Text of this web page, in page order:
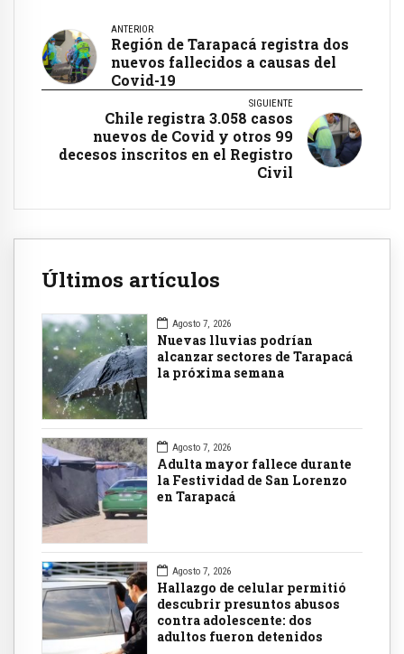
ANTERIOR
Región de Tarapacá registra dos
nuevos fallecidos a causas del
Covid-19
SIGUIENTE
Chile registra 3.058 casos
nuevos de Covid y otros 99
decesos inscritos en el Registro
Civil
Últimos artículos
Agosto 7, 2026
Nuevas lluvias podrían
alcanzar sectores de Tarapacá
la próxima semana
Agosto 7, 2026
Adulta mayor fallece durante
la Festividad de San Lorenzo
en Tarapacá
Agosto 7, 2026
Hallazgo de celular permitió
descubrir presuntos abusos
contra adolescente: dos
adultos fueron detenidos